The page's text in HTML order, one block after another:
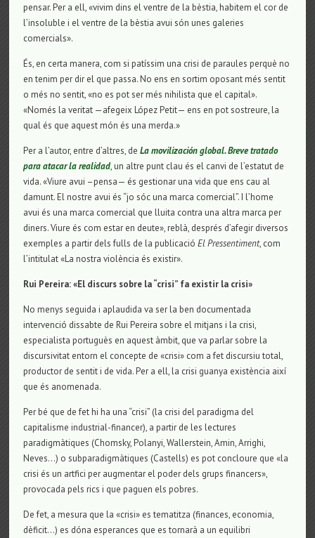
pensar. Per a ell, «vivim dins el ventre de la bèstia, habitem el cor de
l’insoluble i el ventre de la bèstia avui són unes galeries
comercials».
És, en certa manera, com si patíssim una crisi de paraules perquè no
en tenim per dir el que passa. No ens en sortim oposant més sentit
o més no sentit, «no es pot ser més nihilista que el capital».
«Només la veritat —afegeix López Petit— ens en pot sostreure, la
qual és que aquest món és una merda.»
Per a l’autor, entre d’altres, deLa movilización global. Breve tratado
para atacar la realidad, un altre punt clau és el canvi de l’estatut de
vida. «Viure avui –pensa— és gestionar una vida que ens cau al
damunt. El nostre avui és “jo sóc una marca comercial”. I l’home
avui és una marca comercial que lluita contra una altra marca per
diners. Viure és com estar en deute», reblà, després d’afegir diversos
exemples a partir dels fulls de la publicacióEl Pressentiment, com
l’intitulat «La nostra violència és existir».
Rui Pereira: «El discurs sobre la “crisi” fa existir la crisi»
No menys seguida i aplaudida va ser la ben documentada
intervenció dissabte de Rui Pereira sobre el mitjans i la crisi,
especialista portuguès en aquest àmbit, que va parlar sobre la
discursivitat entorn el concepte de «crisi» com a fet discursiu total,
productor de sentit i de vida. Per a ell, la crisi guanya existència així
que és anomenada.
Per bé que de fet hi ha una “crisi” (la crisi del paradigma del
capitalisme industrial-financer), a partir de les lectures
paradigmàtiques (Chomsky, Polanyi, Wallerstein, Amin, Arrighi,
Neves…) o subparadigmàtiques (Castells) es pot concloure que «la
crisi és un artfici per augmentar el poder dels grups financers»,
provocada pels rics i que paguen els pobres.
De fet, a mesura que la «crisi» es tematitza (finances, economia,
dèficit…) es dóna esperances que es tornarà a un equilibri